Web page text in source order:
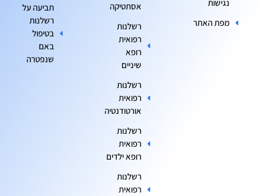
נגישות
מפת האתר
אסתטיקה
רשלנות
רפואית
רופא
שיניים
רשלנות
רפואית
אורטודנטיה
רשלנות
רפואית
רופא ילדים
רשלנות
רפואית
תביעה על
רשלנות
בטיפול
באם
שנפטרה